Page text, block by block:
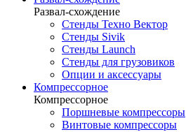
Развал-схождение
Стенды Техно Вектор
Стенды Sivik
Стенды Launch
Стенды для грузовиков
Опции и аксессуары
Компрессорное
Компрессорное
Поршневые компрессоры
Винтовые компрессоры